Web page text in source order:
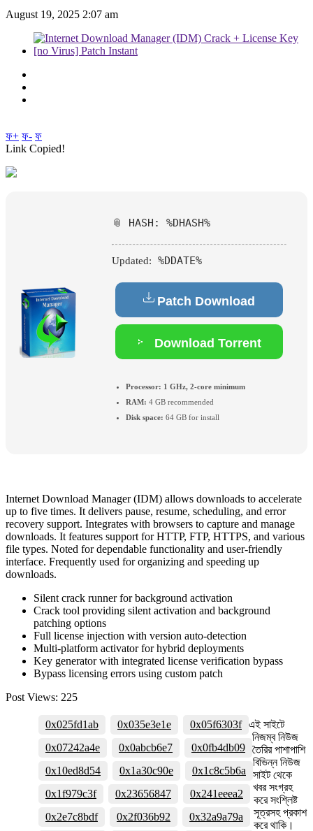
August 19, 2025 2:07 am
ফ+ ফ- ফ
Link Copied!
📎 HASH: %DHASH%
Updated: %DDATE%
Patch Download
Download Torrent
Processor: 1 GHz, 2-core minimum
RAM: 4 GB recommended
Disk space: 64 GB for install
Internet Download Manager (IDM) allows downloads to accelerate
up to five times. It delivers pause, resume, scheduling, and error
recovery support. Integrates with browsers to capture and manage
downloads. It features support for HTTP, FTP, HTTPS, and various
file types. Noted for dependable functionality and user-friendly
interface. Frequently used for organizing and speeding up
downloads.
Silent crack runner for background activation
Crack tool providing silent activation and background
patching options
Full license injection with version auto-detection
Multi-platform activator for hybrid deployments
Key generator with integrated license verification bypass
Bypass licensing errors using custom patch
Post Views: 225
0x025fd1ab 0x035e3e1e
0x05f6303f
0x07242a4e
0x0abcb6e7
0x0fb4db09
0x10ed8d54
0x1a30c90e
0x1c8c5b6a
0x1f979c3f
0x23656847
0x241eeea2
0x2e7c8bdf
0x2f036b92 0x32a9a79a
এই সাইটে
নিজম্ব নিউজ
তৈরির পাশাপাশি
বিভিন্ন নিউজ
সাইট থেকে
খবর সংগ্রহ
করে সংশ্লিষ্ট
সূত্রসহ প্রকাশ
করে থাকি।